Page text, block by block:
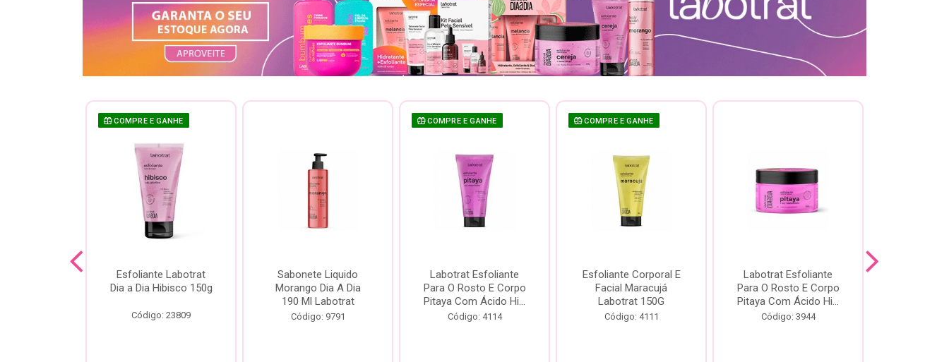
COMPRE E GANHE
Esfoliante Labotrat
Dia a Dia Hibisco 150g
Código: 23809
Sabonete Liquido
Morango Dia A Dia
190 Ml Labotrat
Código: 9791
COMPRE E GANHE
Labotrat Esfoliante
Para O Rosto E Corpo
Pitaya Com Ácido Hi...
Código: 4114
COMPRE E GANHE
Esfoliante Corporal E
Facial Maracujá
Labotrat 150G
Código: 4111
Labotrat Esfoliante
Para O Rosto E Corpo
Pitaya Com Ácido Hi...
Código: 3944